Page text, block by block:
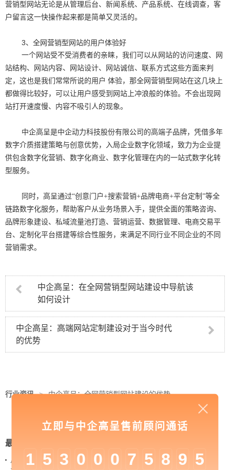
营销型网站无论是从管理后台、新闻系统、产品系统、在线调查，客
户留言这一快操作起来都是简单又灵活的。
3、全网营销型网站的用户体验好
一个网站受不受消费者的亲睐，我们可以从网站的访问速度、网
站结构、网站内容、网站设计、网站诚信、联系方式这些方面来判
定，这也是我们常常所说的用户 体验，那全网营销型网站在这几块上
都做得比较好，可以让用户感受到网站上冲浪般的体验。不会出现网
站打开速度慢、内容不吸引人的现象。
中企高呈是中企动力科技股份有限公司的高端子品牌，凭借多年
数字介质搭建策略与创意优势，入局企业数字化领域，致力为企业提
供包含数字化营销、数字化商业、数字化管理在内的一站式数字化转
型服务。
同时，高呈通过“创意门户+搜索营销+品牌电商+平台定制”等全
链路数字化服务，帮助客户从业务场景入手，提供全面的策略咨询、
品牌形象建设、私域流量池打造、营销运营、数据管理、电商交易平
台、定制化平台搭建等综合性服务，来满足不同行业不同企业的不同
营销需求。
中企高呈：在全网营销型网站建设中导航该
如何设计
中企高呈：高端网站定制建设对于当今时代
的优势
行业资讯 >
中企高呈：全网营销型网站建设的优势
最新新闻
从 “黑神话：悟空” 的成功，看企业网站如何撬动品牌
立即与中企高呈售前顾问通话
1 5 3 0 0 0 7 5 8 9 5